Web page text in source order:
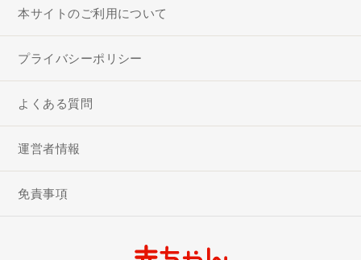
本サイトのご利用について
プライバシーポリシー
よくある質問
運営者情報
免責事項